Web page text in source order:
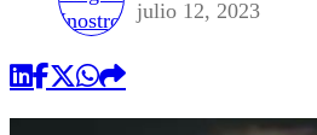
Torneo
Internacional
Opinión
julio 12, 2023